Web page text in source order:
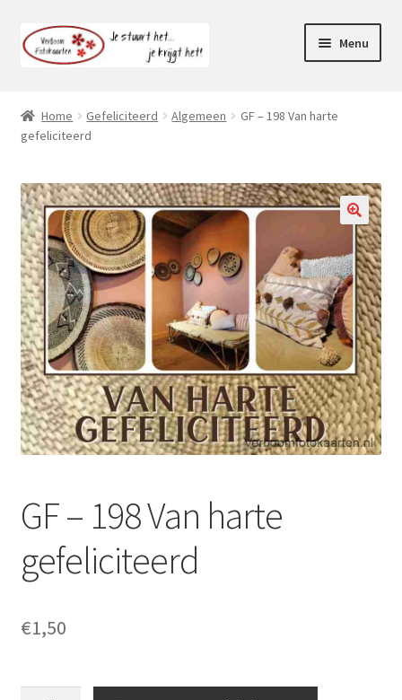
Ga
door
Ga
naar
Menu
Klantenservice
Mijn account
Home Gefeliciteerd Algemeen
GF – 198 Van harte
gefeliciteerd
GF – 198 Van harte
gefeliciteerd
€1,50